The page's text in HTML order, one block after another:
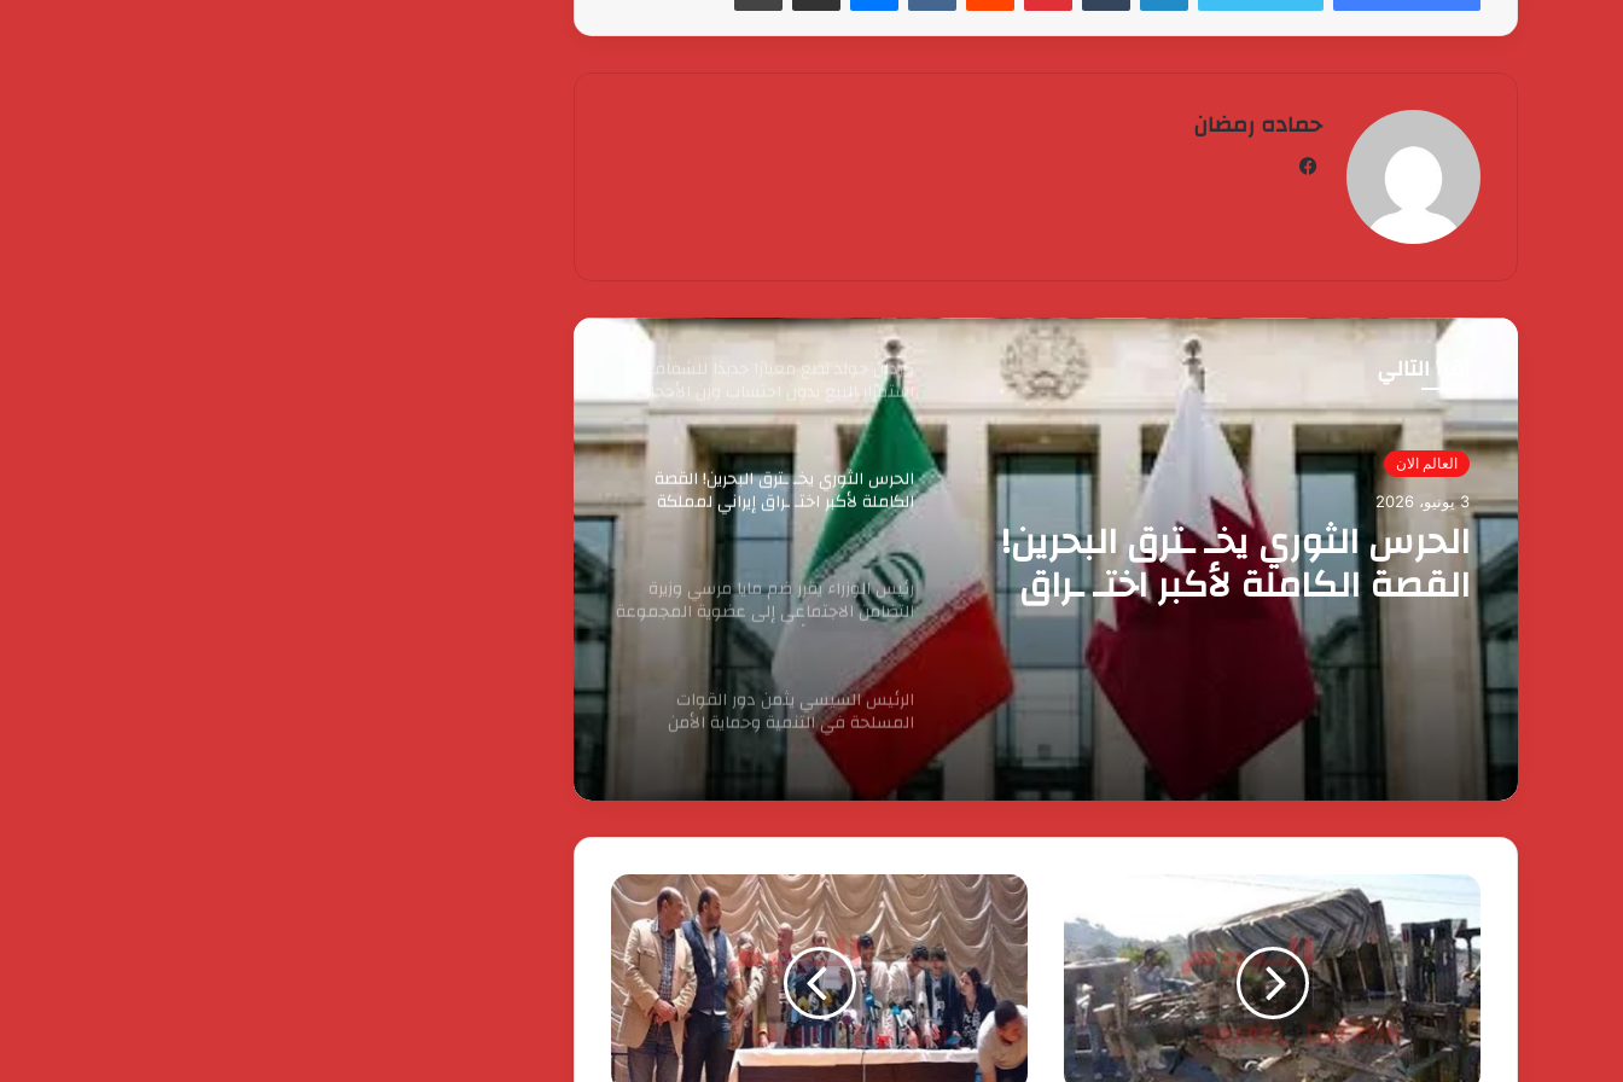
حماده رمضان
أقرأ التالي
مصر الآن
3 يونيو، 2026
رئيس الوزراء يقرر ضم مايا مرسي
وزيرة التضامن الاجتماعي إلى
عضوية المجموعة الوزارية لريادة
الأعمال
جولدن تاون تستعد لطرح اكبر ” Business
حتي يناير المقبل
الحرس الثوري يخـ ـترق البحرين! القصة
الكاملة لأكبر اختـ ـراق إيراني لمملكة
البحرين؟
رئيس الوزراء يقرر ضم مايا مرسي وزيرة
التضامن الاجتماعي إلى عضوية المجموعة
الوزارية لريادة الأعمال
الرئيس السيسي يثمن دور القوات
المسلحة في التنمية وحماية الأمن
القومي
الدكتور محسن السيد.. نموذج للإدارة
الناجحة والانضباط المهنى بأوقاف الفيوم
انطلاق شركة « ZEE Properties» بالسوق
العقاري المصري بمحفظة مشروعات
افتتاح المبنى الرئيسي لمستشفى الناس
باسم الراحل خميس عصفور
ستيلانتس تكشف عن خطتها الاستراتيجية
بقيمة 60 مليار يورو. لتسريع النمو وتعزيز
الربحية